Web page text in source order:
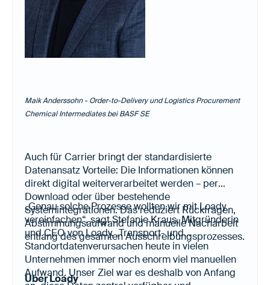
Maik Anderssohn - Order-to-Delivery und Logistics Procurement
Chemical Intermediates bei BASF SE
Auch für Carrier bringt der standardisierte
Datenansatz Vorteile: Die Informationen können
direkt digital weiterverarbeitet werden – per
Download oder über bestehende
Systemintegrationen. Das reduziert Rückfragen,
Abstimmungsaufwand und manuelle Nacharbeit
entlang des gesamten Ausschreibungsprozesses.
„Genau solche Prozesse wollten wir mit Loady
vereinfachen“, sagt Stefanie Kraus, Mitgründerin
und CEO von Loady. „Transport- und
Standortdatenverursachen heute in vielen
Unternehmen immer noch enorm viel manuellen
Aufwand. Unser Ziel war es deshalb von Anfang
Über Loady